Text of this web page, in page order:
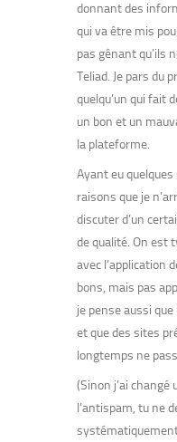
donnant des
qui va être mis
pas gênant qu’ils
Teliad. Je pars du
quelqu’un qui fait
un bon et un
la plateforme.
Ayant eu
raisons que je
discuter d’un
de qualité. On est
avec l’application
bons, mais pas
je pense aussi
et que des sites
longtemps ne
(Sinon j’ai
l’antispam, tu ne